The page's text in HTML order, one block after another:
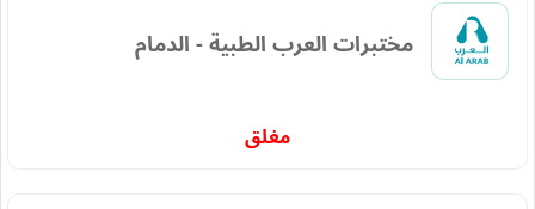
مختبرات العرب الطبية - الدمام
مغلق